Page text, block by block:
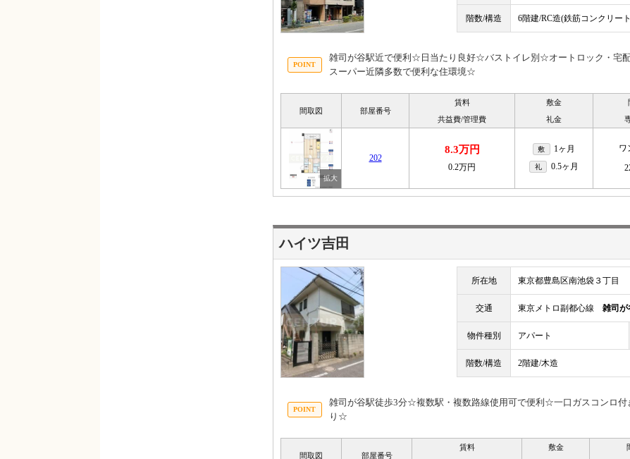
階数/構造 6階建/RC造(鉄筋コンクリー
雑司が谷駅近で便利☆日当たり良好☆バストイレ別☆オートロック・宅
スーパー近隣多数で便利な住環境☆
間取図 部屋番号
賃料
共益費/管理費
敷金
礼金
202
8.3万円
0.2万円
敷 1ヶ月
礼 0.5ヶ月
ワ
ハイツ吉田
所在地 東京都豊島区南池袋３丁目
交通 東京メトロ副都心線 雑司が
物件種別 アパート
階数/構造 2階建/木造
雑司が谷駅徒歩3分☆複数駅・複数路線使用可で便利☆一口ガスコンロ
り☆
間取図 部屋番号
賃料 敷金